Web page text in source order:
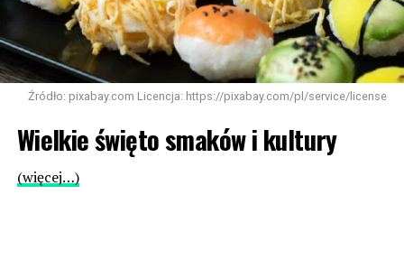
Źródło: pixabay.com Licencja: https://pixabay.com/pl/service/license
Wielkie święto smaków i kultury
(więcej…)